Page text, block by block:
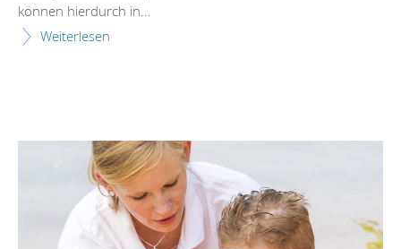
können hierdurch in...
Weiterlesen